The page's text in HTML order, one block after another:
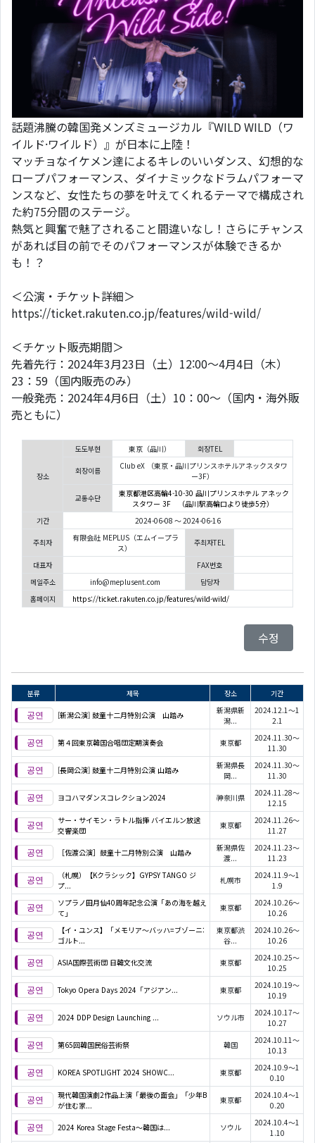
話題沸騰の韓国発メンズミュージカル『WILD WILD（ワ
イルド·ワイルド）』が日本に上陸！
マッチョなイケメン達によるキレのいいダンス、幻想的な
ロープパフォーマンス、ダイナミックなドラムパフォーマ
ンスなど、女性たちの夢を叶えてくれるテーマで構成され
た約75分間のステージ。
熱気と興奮で魅了されること間違いなし！さらにチャンス
があれば目の前でそのパフォーマンスが体験できるか
も！？
＜公演・チケット詳細＞
https://ticket.rakuten.co.jp/features/wild-wild/
＜チケット販売期間＞
先着先行：2024年3月23日（土）12:00～4月4日（木）
23：59（国内販売のみ）
一般発売：2024年4月6日（土）10：00～（国内・海外販
売ともに）
장소
도도부현 東京（品川） 회장TEL
회장이름
Club eX （東京・品川プリンスホテルアネックスタワ
ー3F）
교통수단
東京都港区高輪4-10-30 品川プリンスホテル アネック
スタワー 3F （品川駅高輪口より徒歩5分）
기간
2024-06-08 ～ 2024-06-16
주최자
有限会社 MEPLUS（エムイープラ
ス）
주최자TEL
대표자
FAX번호
메일주소
info@meplusent.com
담당자
홈페이지
https://ticket.rakuten.co.jp/features/wild-wild/
수정
분류 제목 장소 기간
[新潟公演] 鼓童十二月特別公演 山踏み
新潟県新
潟...
2024.12.1～1
2.1
第４回東京韓国合唱団定期演奏会 東京都
2024.11.30～
11.30
[長岡公演] 鼓童十二月特別公演 山踏み
新潟県長
岡...
2024.11.30～
11.30
ヨコハマダンスコレクション2024 神奈川県
2024.11.28～
12.15
サー・サイモン・ラトル指揮 バイエルン放送
交響楽団
東京都
2024.11.26～
11.27
［佐渡公演］鼓童十二月特別公演 山踏み
新潟県佐
渡...
2024.11.23～
11.23
（札幌）【Kクラシック】GYPSY TANGO ジ
プ...
札幌市
2024.11.9～1
1.9
ソプラノ田月仙40周年記念公演「あの海を越え
て」
東京都
2024.10.26～
10.26
【イ・ユンス】「メモリア～バッハ=ブゾーニ:
ゴルト...
東京都渋
谷...
2024.10.26～
10.26
ASIA国際芸術団 日韓文化交流 東京都
2024.10.25～
10.25
Tokyo Opera Days 2024「アジアン... 東京都
2024.10.19～
10.19
2024 DDP Design Launching ... ソウル市
2024.10.17～
10.27
第65回韓国民俗芸術祭 韓国
2024.10.11～
10.13
KOREA SPOTLIGHT 2024 SHOWC... 東京都
2024.10.9～1
0.10
現代韓国演劇2作品上演「最後の面会」「少年B
が住む家...
東京都
2024.10.4～1
0.20
2024 Korea Stage Festa～韓国は... ソウル
2024.10.4～1
1.10